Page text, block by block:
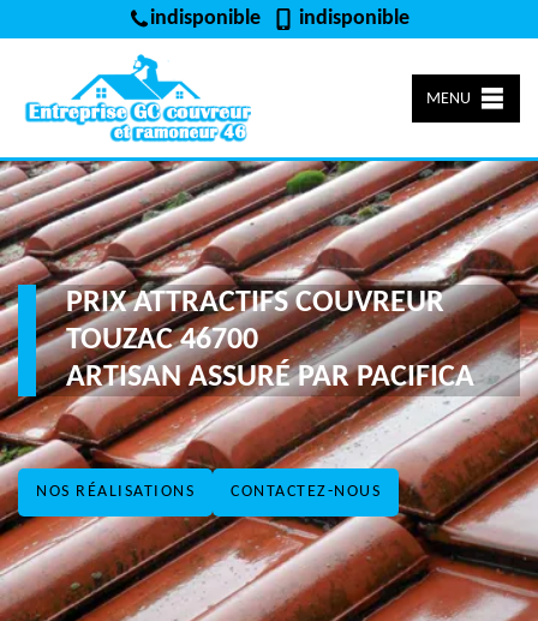
indisponible indisponible
MENU
NOS RÉALISATIONS CONTACTEZ-NOUS
PRIX ATTRACTIFS COUVREUR
TOUZAC 46700
ARTISAN ASSURÉ PAR PACIFICA